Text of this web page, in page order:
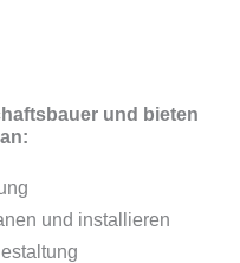
und bieten
und installieren